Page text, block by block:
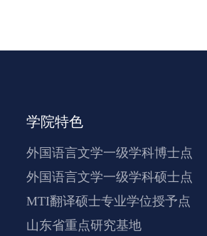
学院特色
外国语言文学一级学科博士点
外国语言文学一级学科硕士点
MTI翻译硕士专业学位授予点
山东省重点研究基地